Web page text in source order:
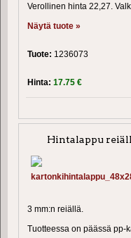
Verollinen hinta 22,27.
Näytä tuote »
Tuote: 1236073
Hinta: 17.75 €
Hintalappu
3 mm:n reiällä.
Tuotteessa on päässä pp-